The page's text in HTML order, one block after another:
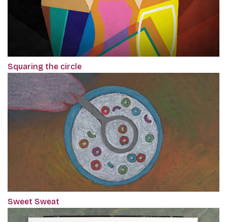
Squaring the circle
Sweet Sweat